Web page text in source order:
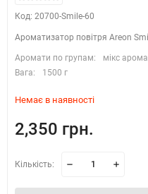
Код: 20700-Smile-60
Ароматизатор повітря Areon
Аромати по групам:
мікс
Вага:
1500 г
Немає в наявності
2,350 грн.
Кількість: